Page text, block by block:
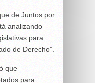
de Juntos por
analizando
para
de Derecho”.
que
para